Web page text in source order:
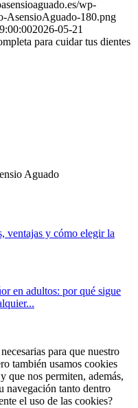
wp-
AsensioAguado-180.png
2026-05-21
para cuidar tus dientes
Aguado
ventajas y cómo elegir la
en adultos: por qué sigue
para que nuestro
también usamos cookies
que nos permiten, además,
navegación tanto dentro
el uso de las cookies?